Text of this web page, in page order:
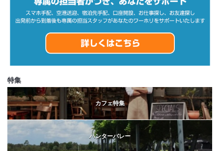
特集
カフェ特集
ハンターバレー